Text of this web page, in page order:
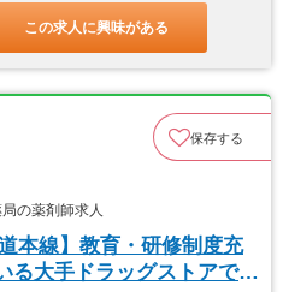
この求人に興味がある
保存する
の薬剤師求人
本線】教育・研修制度充
る大手ドラッグストアで